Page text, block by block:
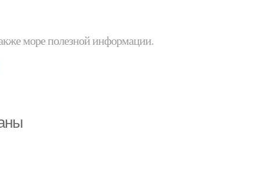
море полезной информации.